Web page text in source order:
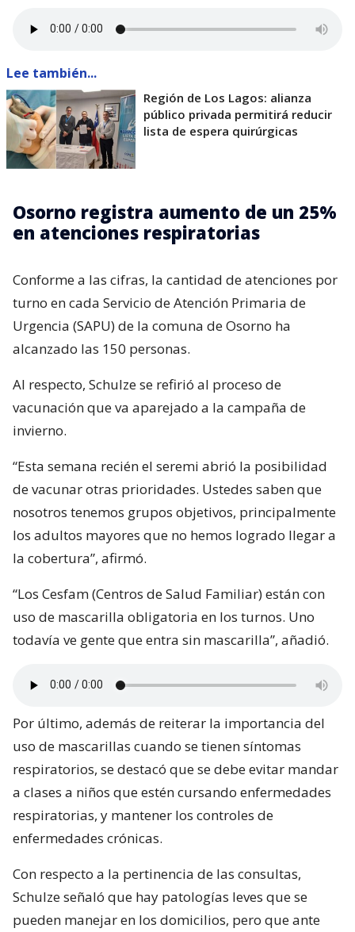
Lee también...
Región de Los Lagos: alianza
público privada permitirá reducir
lista de espera quirúrgicas
Osorno registra aumento de un 25%
en atenciones respiratorias
Conforme a las cifras, la cantidad de atenciones por
turno en cada Servicio de Atención Primaria de
Urgencia (SAPU) de la comuna de Osorno ha
alcanzado las 150 personas.
Al respecto, Schulze se refirió al proceso de
vacunación que va aparejado a la campaña de
invierno.
“Esta semana recién el seremi abrió la posibilidad
de vacunar otras prioridades. Ustedes saben que
nosotros tenemos grupos objetivos, principalmente
los adultos mayores que no hemos logrado llegar a
la cobertura”, afirmó.
“Los Cesfam (Centros de Salud Familiar) están con
uso de mascarilla obligatoria en los turnos. Uno
todavía ve gente que entra sin mascarilla”, añadió.
Por último, además de reiterar la importancia del
uso de mascarillas cuando se tienen síntomas
respiratorios, se destacó que se debe evitar mandar
a clases a niños que estén cursando enfermedades
respiratorias, y mantener los controles de
enfermedades crónicas.
Con respecto a la pertinencia de las consultas,
Schulze señaló que hay patologías leves que se
pueden manejar en los domicilios, pero que ante